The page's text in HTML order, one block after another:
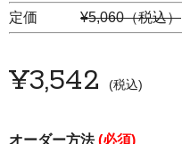
定価 ¥5,060（税込）
¥3,542 税込
オーダー方法(必須)